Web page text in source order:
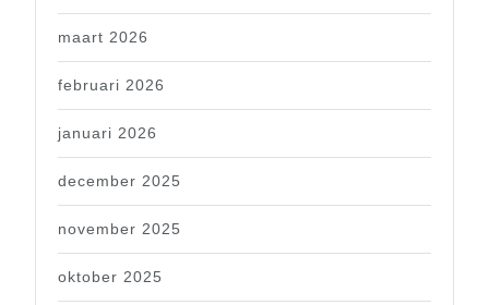
maart 2026
februari 2026
januari 2026
december 2025
november 2025
oktober 2025